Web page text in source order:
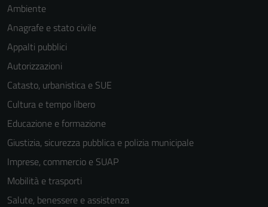
Ambiente
Anagrafe e stato civile
Appalti pubblici
Autorizzazioni
Catasto, urbanistica e SUE
Cultura e tempo libero
Educazione e formazione
Giustizia, sicurezza pubblica e polizia municipale
Imprese, commercio e SUAP
Mobilità e trasporti
Salute, benessere e assistenza